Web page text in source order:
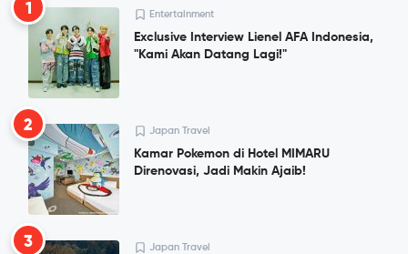
1 Entertainment
Exclusive Interview Lienel AFA Indonesia,
"Kami Akan Datang Lagi!"
2 Japan Travel
Kamar Pokemon di Hotel MIMARU
Direnovasi, Jadi Makin Ajaib!
3 Japan Travel